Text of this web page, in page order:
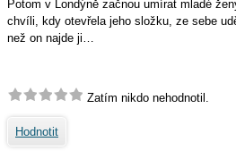
Potom v Londýně začnou umírat mladé
chvíli, kdy otevřela jeho složku, ze sebe
než on najde ji…
Zatím nikdo nehodnotil.
Hodnotit